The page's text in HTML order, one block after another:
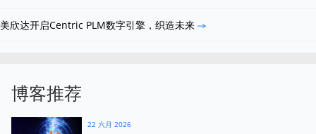
美欣达开启Centric PLM数字引擎，织造未来
博客推荐
22 六月 2026